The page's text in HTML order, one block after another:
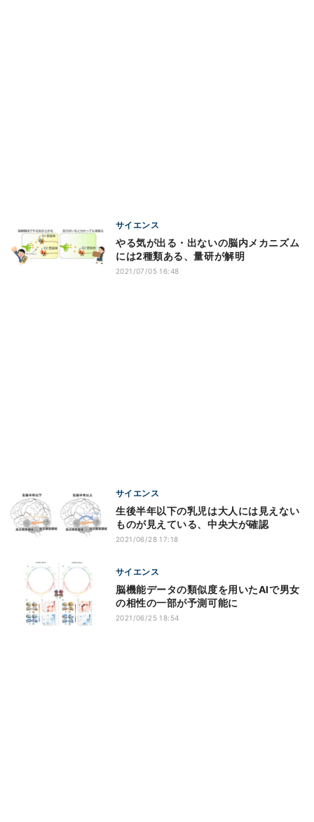
サイエンス
やる気が出る・出ないの脳内メカニズム
には2種類ある、量研が解明
2021/07/05 16:48
サイエンス
生後半年以下の乳児は大人には見えない
ものが見えている、中央大が確認
2021/06/28 17:18
サイエンス
脳機能データの類似度を用いたAIで男女
の相性の一部が予測可能に
2021/06/25 18:54